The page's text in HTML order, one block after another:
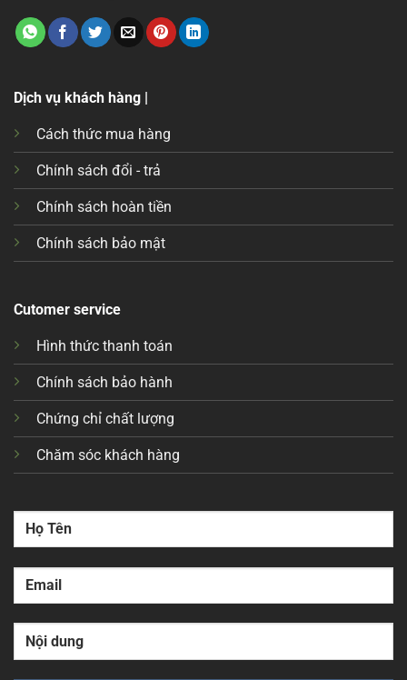
Dịch vụ khách hàng |
Cách thức mua hàng
Chính sách đổi - trả
Chính sách hoàn tiền
Chính sách bảo mật
Cutomer service
Hình thức thanh toán
Chính sách bảo hành
Chứng chỉ chất lượng
Chăm sóc khách hàng